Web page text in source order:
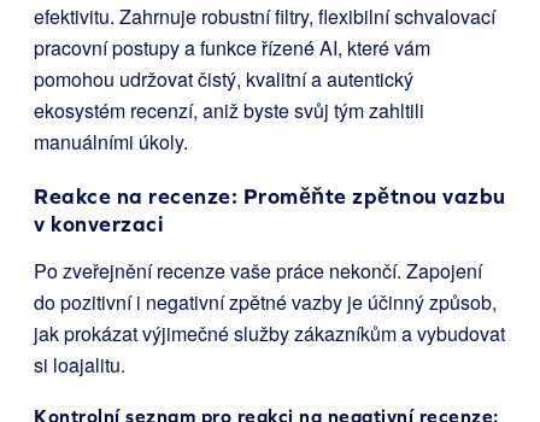
efektivitu. Zahrnuje robustní filtry, flexibilní schvalovací
pracovní postupy a funkce řízené AI, které vám
pomohou udržovat čistý, kvalitní a autentický
ekosystém recenzí, aniž byste svůj tým zahltili
manuálními úkoly.
Reakce na recenze: Proměňte zpětnou vazbu
v konverzaci
Po zveřejnění recenze vaše práce nekončí. Zapojení
do pozitivní i negativní zpětné vazby je účinný způsob,
jak prokázat výjimečné služby zákazníkům a vybudovat
si loajalitu.
Kontrolní seznam pro reakci na negativní recenze: